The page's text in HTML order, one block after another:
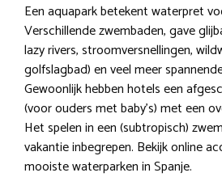
Een aquapark betekent waterpret
Verschillende zwembaden, gave
lazy rivers, stroomversnellingen,
golfslagbad) en veel meer
Gewoonlijk hebben hotels een
(voor ouders met baby’s) met een
Het spelen in een (subtropisch)
vakantie inbegrepen. Bekijk online
mooiste waterparken in Spanje.